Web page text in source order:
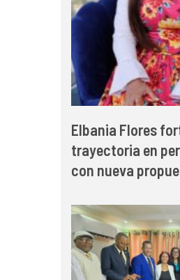
Elbania Flores
trayectoria en
con nueva